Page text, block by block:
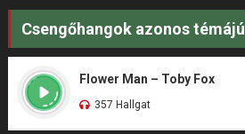
Csengőhangok azonos témájú
Flower Man – Toby Fox
357 Hallgat